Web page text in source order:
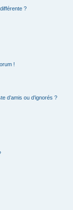
?
!
d’amis ou d’ignorés ?